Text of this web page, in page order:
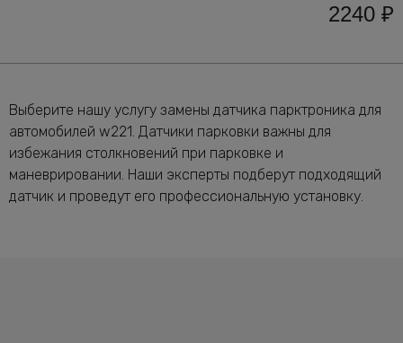
2240 ₽
Выберите нашу услугу замены датчика парктроника для
автомобилей w221. Датчики парковки важны для
избежания столкновений при парковке и
маневрировании. Наши эксперты подберут подходящий
датчик и проведут его профессиональную установку.